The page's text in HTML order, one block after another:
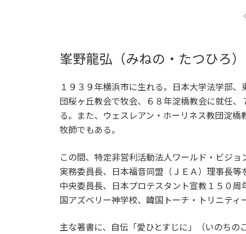
峯野龍弘（みねの・たつひろ）
１９３９年横浜市に生れる。日本大学法学部
団桜ヶ丘教会で牧会、６８年淀橋教会に就任
る。また、ウェスレアン・ホーリネス教団淀
牧師でもある。
この間、特定非営利活動法人ワールド・ビジ
実務委員長、日本福音同盟（ＪＥＡ）理事長
中央委員長、日本プロテスタント宣教１５０
国アズベリー神学校、韓国トーチ・トリニティ
主な著書に、自伝「愛ひとすじに」（いのち